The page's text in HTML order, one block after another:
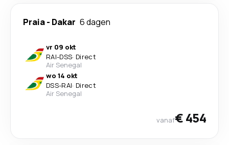
Praia- Dakar 6 dagen
vr 09 okt
RAI-DSS· Direct
Air Senegal
wo 14 okt
DSS-RAI· Direct
Air Senegal
vanaf€ 454